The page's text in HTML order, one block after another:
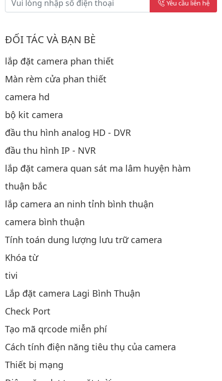
Yêu cầu liên hệ
ĐỐI TÁC VÀ BẠN BÈ
lắp đặt camera phan thiết
Màn rèm cửa phan thiết
camera hd
bộ kit camera
đầu thu hình analog HD - DVR
đầu thu hình IP - NVR
lắp đặt camera quan sát ma lâm huyện hàm
thuận bắc
lắp camera an ninh tỉnh bình thuận
camera bình thuận
Tính toán dung lượng lưu trữ camera
Khóa từ
tivi
Lắp đặt camera Lagi Bình Thuận
Check Port
Tạo mã qrcode miễn phí
Cách tính điện năng tiêu thụ của camera
Thiết bị mạng